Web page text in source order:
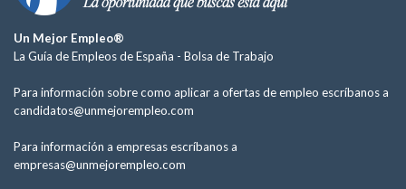
Un Mejor Empleo®
La Guía de Empleos de España - Bolsa de Trabajo
Para información sobre como aplicar a ofertas de empleo escríbanos a
candidatos@unmejorempleo.com
Para información a empresas escríbanos a
empresas@unmejorempleo.com